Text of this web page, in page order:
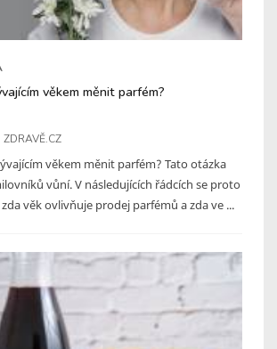
věkem měnit parfém?
ZDRAVĚ.CZ
věkem měnit parfém? Tato otázka
vůní. V následujících řádcích se proto
věk ovlivňuje prodej parfémů a zda ve ...